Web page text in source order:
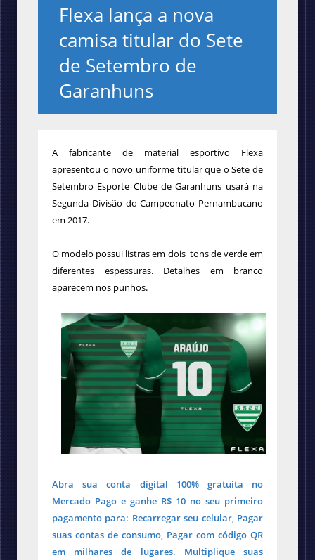
Flexa lança a nova
camisa titular do Sete
de Setembro de
Garanhuns
A fabricante de material esportivo Flexa
apresentou o novo uniforme titular que o Sete de
Setembro Esporte Clube de Garanhuns usará na
Segunda Divisão do Campeonato Pernambucano
em 2017.
O modelo possui listras em dois tons de verde em
diferentes espessuras. Detalhes em branco
aparecem nos punhos.
Abra sua conta digital 100% gratuita no
Mercado Pago e ganhe R$ 10 no seu primeiro
pagamento para: Recarregar seu celular, Pagar
suas contas de consumo, Pagar com código QR
em milhares de lugares. Multiplique suas